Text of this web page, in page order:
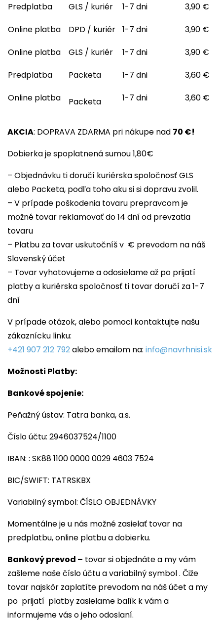
Predplatba
GLS / kuriér 1-7 dni
3,90 €
Online platba
DPD / kuriér 1-7 dni
3,90 €
Online platba
GLS / kuriér 1-7 dni
3,90 €
Predplatba
Packeta 1-7 dni
3,60 €
Online platba
Packeta 1-7 dni 3,60 €
AKCIA: DOPRAVA ZDARMA pri nákupe nad 70 €!
Dobierka je spoplatnená sumou 1,80€
– Objednávku ti doručí kuriérska spoločnosť GLS
alebo Packeta, podľa toho aku si si dopravu zvolil.
– V prípade poškodenia tovaru prepravcom je
možné tovar reklamovať do 14 dní od prevzatia
tovaru
– Platbu za tovar uskutočníš v € prevodom na náš
Slovenský účet
– Tovar vyhotovujeme a odosielame až po prijatí
platby a kuriérska spoločnosť ti tovar doručí za 1-7
dní
V prípade otázok, alebo pomoci kontaktujte našu
zákaznícku linku:
+421 907 212 792alebo emailom na: info@navrhnisi.sk
Možnosti Platby:
Bankové spojenie:
Peňažný ústav: Tatra banka, a.s.
Číslo účtu: 2946037524/1100
IBAN: : SK88 1100 0000 0029 4603 7524
BIC/SWIFT: TATRSKBX
Variabilný symbol: ČÍSLO OBJEDNÁVKY
Momentálne je u nás možné zasielať tovar na
predplatbu, online platbu a dobierku.
Bankový prevod – tovar si objednáte a my vám
zašleme naše číslo účtu a variabilný symbol . Čiže
tovar najskôr zaplatíte prevodom na náš účet a my
po prijatí platby zasielame balík k vám a
informujeme vás o jeho odoslaní.